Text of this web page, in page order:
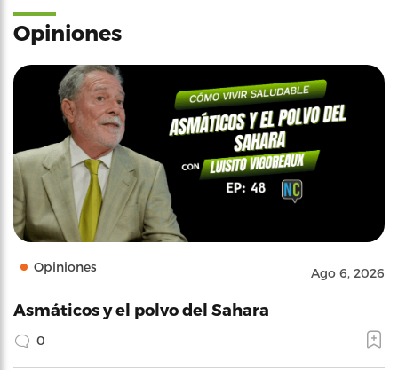
Opiniones
Opiniones Ago 6, 2026
Asmáticos y el polvo del Sahara
0